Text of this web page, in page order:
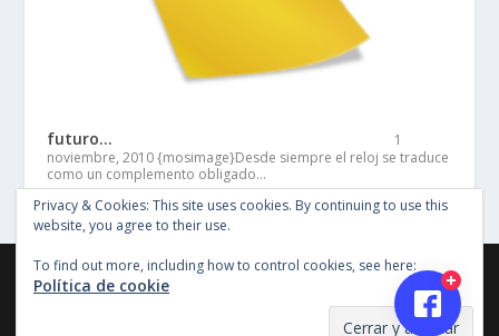
futuro…
1
noviembre, 2010 {mosimage}Desde siempre el reloj se traduce
como un complemento obligado…
©Copyright Entertainment SG 2018, Todos los derechos
reservados, Imagenes y material en este sitio no pueden ser
Privacy & Cookies: This site uses cookies. By continuing to use this
website, you agree to their use.
To find out more, including how to control cookies, see here:
Política de cookie